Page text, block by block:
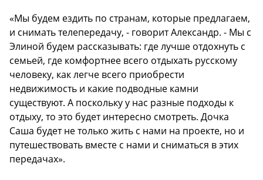
«Мы будем ездить по странам, которые предлагаем,
и снимать телепередачу, - говорит Александр. - Мы с
Элиной будем рассказывать: где лучше отдохнуть с
семьей, где комфортнее всего отдыхать русскому
человеку, как легче всего приобрести
недвижимость и какие подводные камни
существуют. А поскольку у нас разные подходы к
отдыху, то это будет интересно смотреть. Дочка
Саша будет не только жить с нами на проекте, но и
путешествовать вместе с нами и сниматься в этих
передачах».